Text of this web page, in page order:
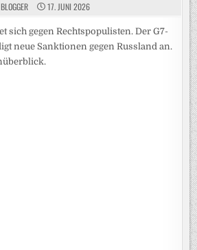
BLOGGER 17. JUNI 2026
sich gegen Rechtspopulisten. Der G7-
neue Sanktionen gegen Russland an.